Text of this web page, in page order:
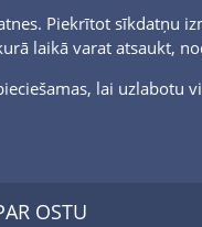
Piekrītot sīkdatņu
laikā varat atsaukt,
lai uzlabotu
OSTU